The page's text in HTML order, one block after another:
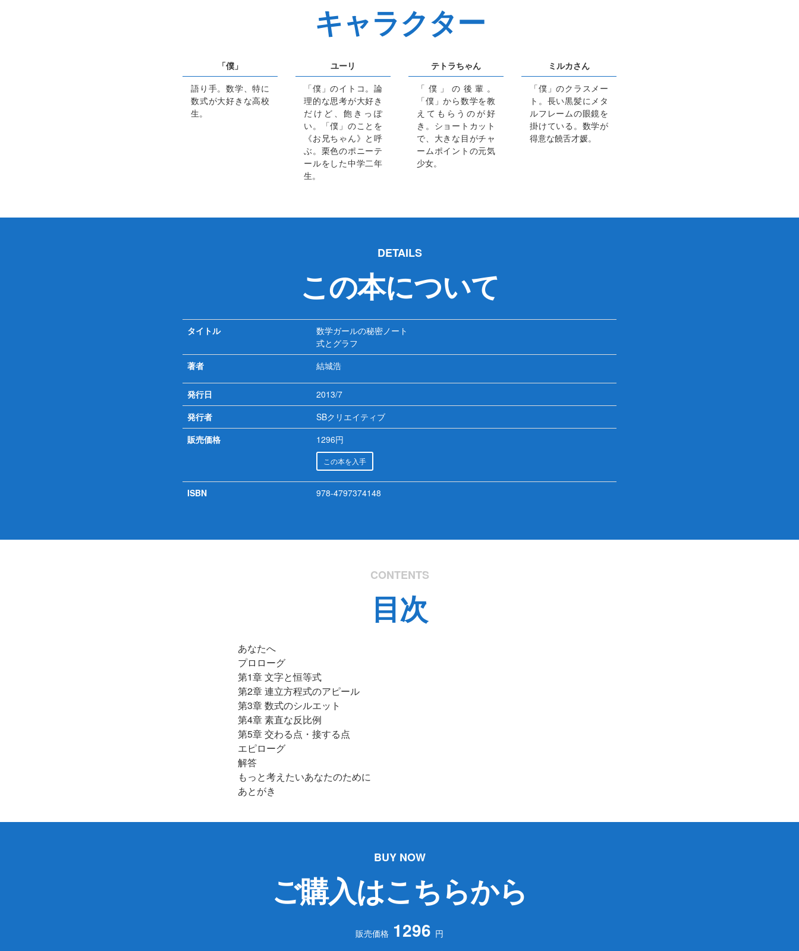
キャラクター
「僕」
語り手。数学、特に
数式が大好きな高校
生。
ユーリ
「僕」のイトコ。論
理的な思考が大好き
だけど、飽きっぽ
い。「僕」のことを
《お兄ちゃん》と呼
ぶ。栗色のポニーテ
ールをした中学二年
生。
テトラちゃん
「僕」の後輩。
「僕」から数学を教
えてもらうのが好
き。ショートカット
で、大きな目がチャ
ームポイントの元気
少女。
ミルカさん
「僕」のクラスメー
ト。長い黒髪にメタ
ルフレームの眼鏡を
掛けている。数学が
得意な饒舌才媛。
DETAILS
この本について
タイトル
数学ガールの秘密ノート
式とグラフ
著者
結城浩
発行日
2013/7
発行者
SBクリエイティブ
販売価格
1296円
この本を入手
ISBN 978-4797374148
CONTENTS
目次
あなたへ
プロローグ
第1章 文字と恒等式
第2章 連立方程式のアピール
第3章 数式のシルエット
第4章 素直な反比例
第5章 交わる点・接する点
エピローグ
解答
もっと考えたいあなたのために
あとがき
BUY NOW
ご購入はこちらから
販売価格 1296 円